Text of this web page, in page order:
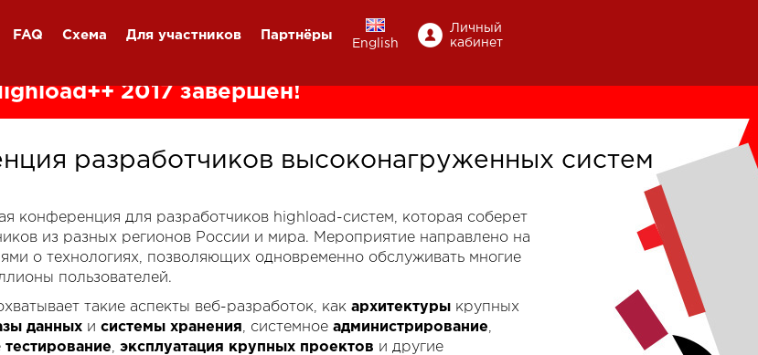
FAQ Схема Для участников Партнёры
English
Личный
кабинет
2017 завершён!
разработчиков высоконагруженных систем
конференция для разработчиков highload-систем, которая соберет
из разных регионов России и мира. Мероприятие направлено на
о технологиях, позволяющих одновременно обслуживать многие
пользователей.
такие аспекты веб-разработок, как архитектуры крупных
данных и системы хранения, системное администрирование,
тестирование, эксплуатация крупных проектов и другие